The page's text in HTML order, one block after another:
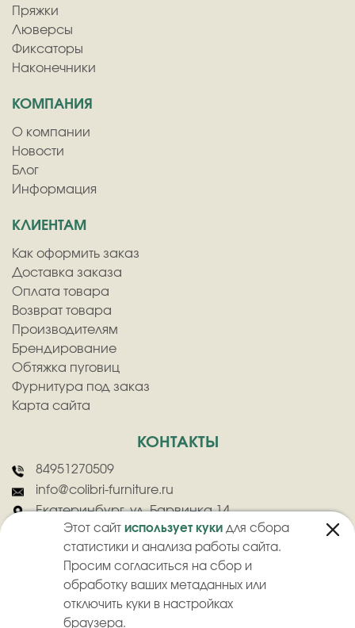
Этот сайт использует куки для сбора
статистики и анализа работы сайта.
Просим согласиться на сбор и
обработку ваших метаданных или
отключить куки в настройках
браузера.
Пряжки
Люверсы
Фиксаторы
Наконечники
КОМПАНИЯ
О компании
Новости
Блог
Информация
КЛИЕНТАМ
Как оформить заказ
Доставка заказа
Оплата товара
Возврат товара
Производителям
Брендирование
Обтяжка пуговиц
Фурнитура под заказ
Карта сайта
КОНТАКТЫ
84951270509
info@colibri-furniture.ru
Екатеринбург, ул. Барвинка 14
ООО "Колибри" - Оптовая продажа швейной фурнитуры